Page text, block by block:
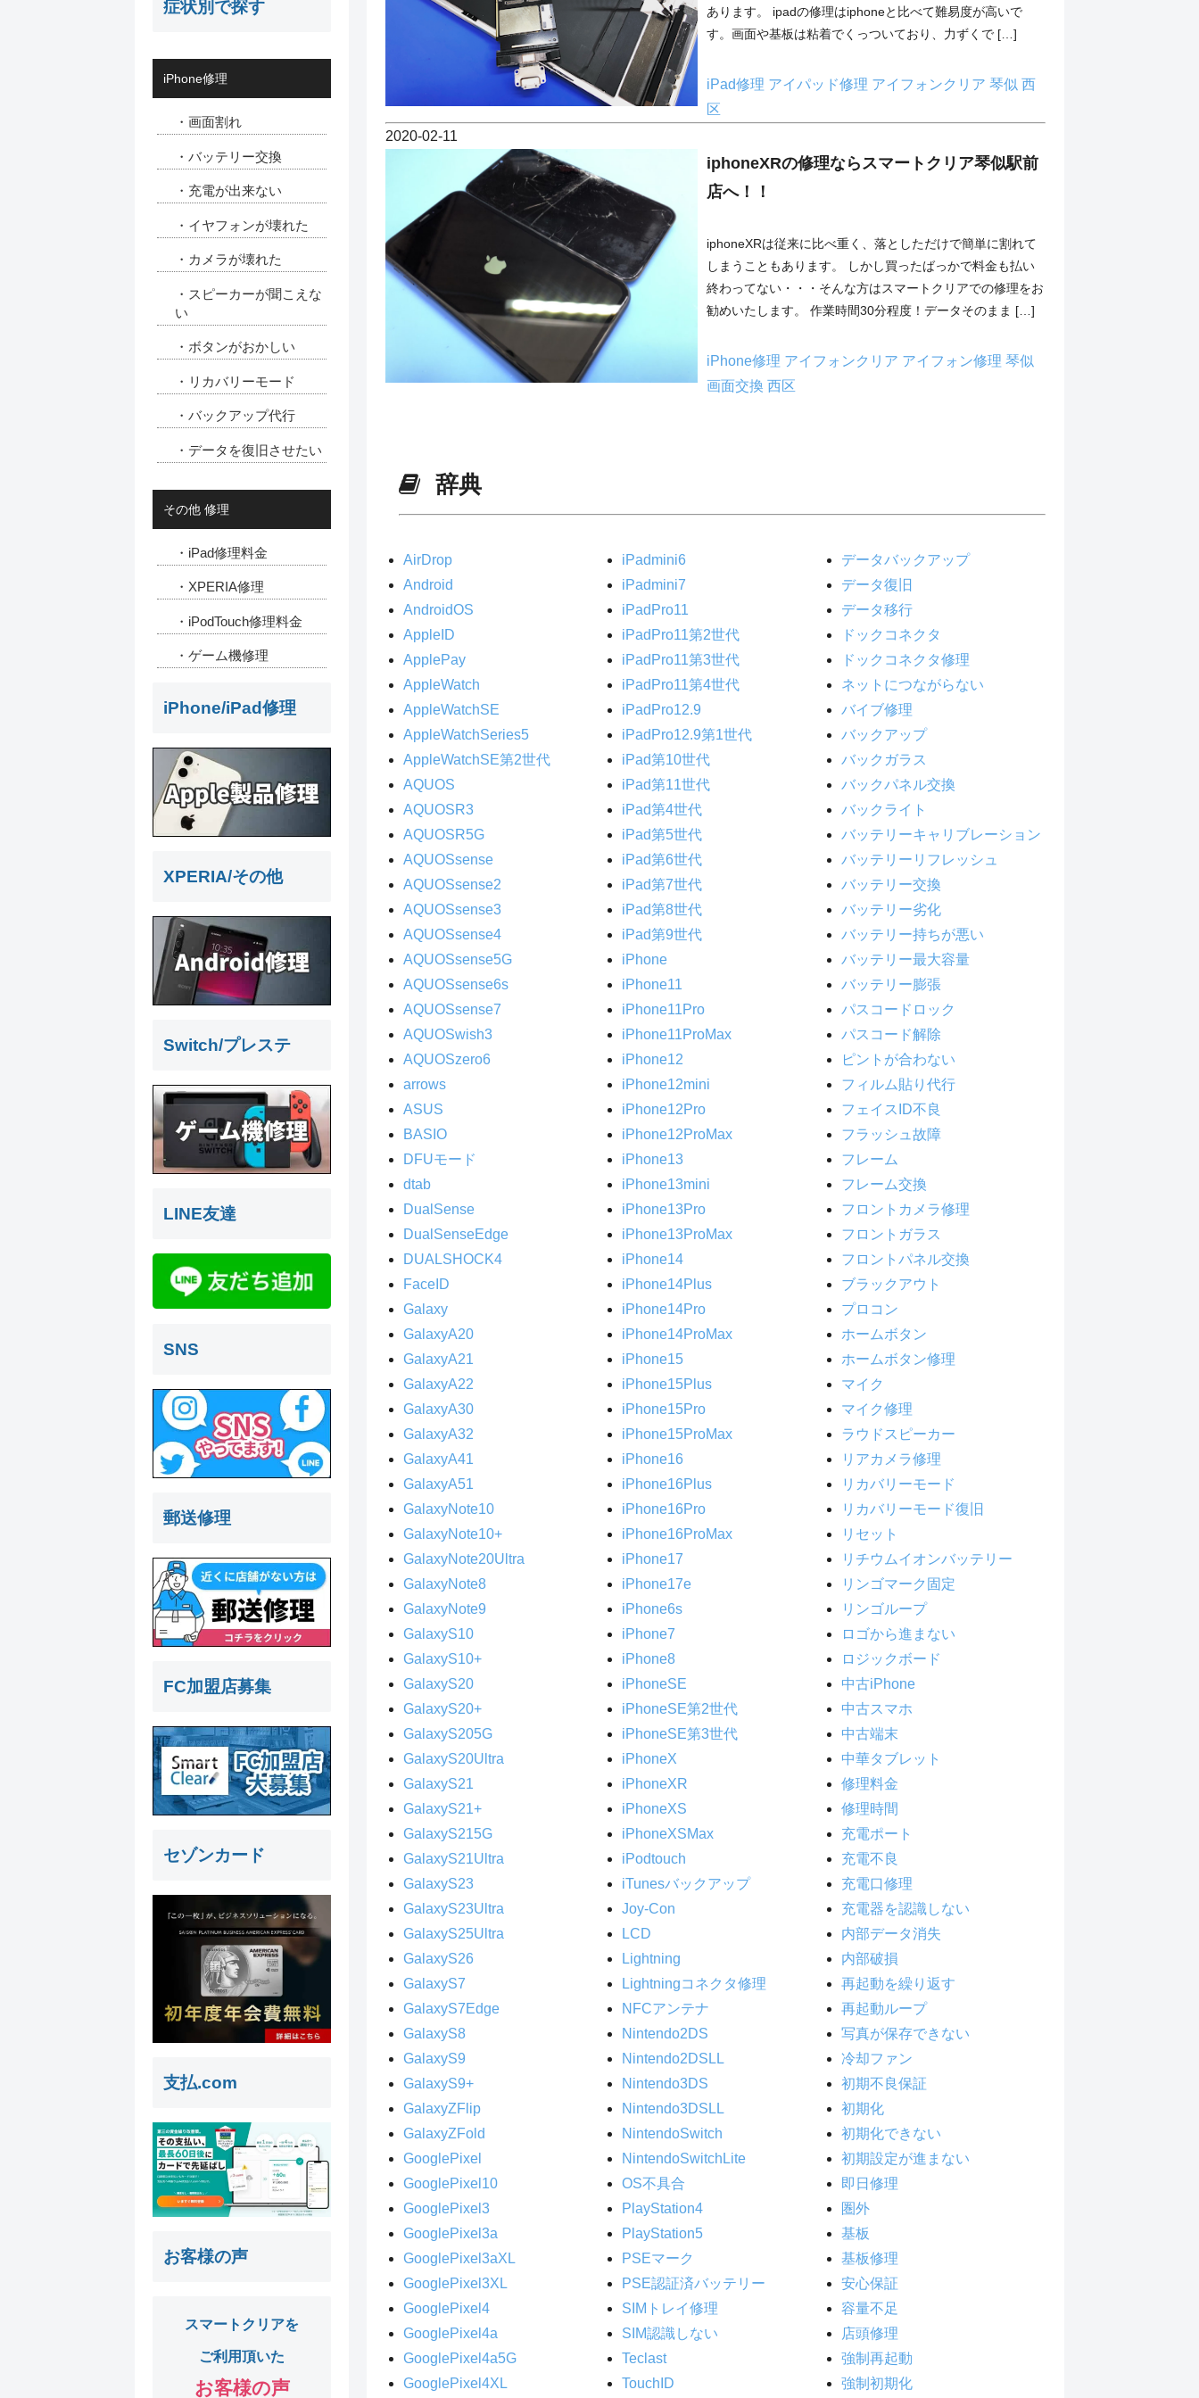
あります。 ipadの修理はiphoneと比べて難易度が高いで
す。画面や基板は粘着でくっついており、力ずくで […]
iPad修理 アイパッド修理 アイフォンクリア 琴似 西
区
2020-02-11
iphoneXRの修理ならスマートクリア琴似駅前
店へ！！
iphoneXRは従来に比べ重く、落としただけで簡単に割れて
しまうこともあります。 しかし買ったばっかで料金も払い
終わってない・・・そんな方はスマートクリアでの修理をお
勧めいたします。 作業時間30分程度！データそのまま […]
iPhone修理 アイフォンクリア アイフォン修理 琴似
画面交換 西区
辞典
AirDrop
Android
AndroidOS
AppleID
ApplePay
AppleWatch
AppleWatchSE
AppleWatchSeries5
AppleWatchSE第2世代
AQUOS
AQUOSR3
AQUOSR5G
AQUOSsense
AQUOSsense2
AQUOSsense3
AQUOSsense4
AQUOSsense5G
AQUOSsense6s
AQUOSsense7
AQUOSwish3
AQUOSzero6
arrows
ASUS
BASIO
DFUモード
dtab
DualSense
DualSenseEdge
DUALSHOCK4
FaceID
Galaxy
GalaxyA20
GalaxyA21
GalaxyA22
GalaxyA30
GalaxyA32
GalaxyA41
GalaxyA51
GalaxyNote10
GalaxyNote10+
GalaxyNote20Ultra
GalaxyNote8
GalaxyNote9
GalaxyS10
GalaxyS10+
GalaxyS20
GalaxyS20+
GalaxyS205G
GalaxyS20Ultra
GalaxyS21
GalaxyS21+
GalaxyS215G
GalaxyS21Ultra
GalaxyS23
GalaxyS23Ultra
GalaxyS25Ultra
GalaxyS26
GalaxyS7
GalaxyS7Edge
GalaxyS8
GalaxyS9
GalaxyS9+
GalaxyZFlip
GalaxyZFold
GooglePixel
GooglePixel10
GooglePixel3
GooglePixel3a
GooglePixel3aXL
GooglePixel3XL
GooglePixel4
GooglePixel4a
GooglePixel4a5G
GooglePixel4XL
iPadmini6
iPadmini7
iPadPro11
iPadPro11第2世代
iPadPro11第3世代
iPadPro11第4世代
iPadPro12.9
iPadPro12.9第1世代
iPad第10世代
iPad第11世代
iPad第4世代
iPad第5世代
iPad第6世代
iPad第7世代
iPad第8世代
iPad第9世代
iPhone
iPhone11
iPhone11Pro
iPhone11ProMax
iPhone12
iPhone12mini
iPhone12Pro
iPhone12ProMax
iPhone13
iPhone13mini
iPhone13Pro
iPhone13ProMax
iPhone14
iPhone14Plus
iPhone14Pro
iPhone14ProMax
iPhone15
iPhone15Plus
iPhone15Pro
iPhone15ProMax
iPhone16
iPhone16Plus
iPhone16Pro
iPhone16ProMax
iPhone17
iPhone17e
iPhone6s
iPhone7
iPhone8
iPhoneSE
iPhoneSE第2世代
iPhoneSE第3世代
iPhoneX
iPhoneXR
iPhoneXS
iPhoneXSMax
iPodtouch
iTunesバックアップ
Joy-Con
LCD
Lightning
Lightningコネクタ修理
NFCアンテナ
Nintendo2DS
Nintendo2DSLL
Nintendo3DS
Nintendo3DSLL
NintendoSwitch
NintendoSwitchLite
OS不具合
PlayStation4
PlayStation5
PSEマーク
PSE認証済バッテリー
SIMトレイ修理
SIM認識しない
Teclast
TouchID
データバックアップ
データ復旧
データ移行
ドックコネクタ
ドックコネクタ修理
ネットにつながらない
バイブ修理
バックアップ
バックガラス
バックパネル交換
バックライト
バッテリーキャリブレーション
バッテリーリフレッシュ
バッテリー交換
バッテリー劣化
バッテリー持ちが悪い
バッテリー最大容量
バッテリー膨張
パスコードロック
パスコード解除
ピントが合わない
フィルム貼り代行
フェイスID不良
フラッシュ故障
フレーム
フレーム交換
フロントカメラ修理
フロントガラス
フロントパネル交換
ブラックアウト
プロコン
ホームボタン
ホームボタン修理
マイク
マイク修理
ラウドスピーカー
リアカメラ修理
リカバリーモード
リカバリーモード復旧
リセット
リチウムイオンバッテリー
リンゴマーク固定
リンゴループ
ロゴから進まない
ロジックボード
中古iPhone
中古スマホ
中古端末
中華タブレット
修理料金
修理時間
充電ポート
充電不良
充電口修理
充電器を認識しない
内部データ消失
内部破損
再起動を繰り返す
再起動ループ
写真が保存できない
冷却ファン
初期不良保証
初期化
初期化できない
初期設定が進まない
即日修理
圏外
基板
基板修理
安心保証
容量不足
店頭修理
強制再起動
強制初期化
症状別で探す
iPhone修理
・画面割れ
・バッテリー交換
・充電が出来ない
・イヤフォンが壊れた
・カメラが壊れた
・スピーカーが聞こえな
い
・ボタンがおかしい
・リカバリーモード
・バックアップ代行
・データを復旧させたい
その他 修理
・iPad修理料金
・XPERIA修理
・iPodTouch修理料金
・ゲーム機修理
iPhone/iPad修理
XPERIA/その他
Switch/プレステ
LINE友達
SNS
郵送修理
FC加盟店募集
セゾンカード
支払.com
お客様の声
スマートクリアを
ご利用頂いた
お客様の声